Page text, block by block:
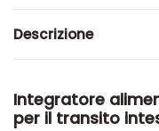
Descrizione
Integratore
per il transito